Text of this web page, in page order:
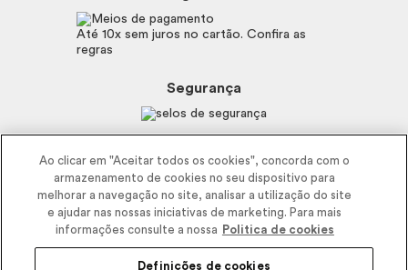
Código de defesa do consumidor
Trabalhe com a gente
Recomendações Covid19
Menu de Makes
Fale Conosco
E-mailAté 10x sem juros no cartão. Confira as
regras
Segurança
Ao clicar em "Aceitar todos os cookies", concorda com o
armazenamento de cookies no seu dispositivo para
melhorar a navegação no site, analisar a utilização do site
e ajudar nas nossas iniciativas de marketing. Para mais
informações consulte a nossa
Politica de cookies
Definições de cookies